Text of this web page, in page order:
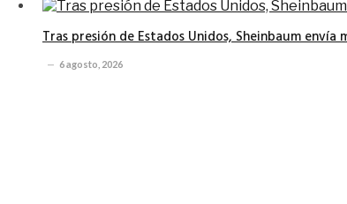
Tras presión de Estados Unidos, Sheinbaum envía
6 agosto, 2026